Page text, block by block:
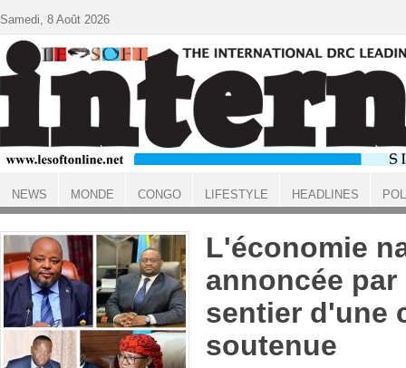
ACCUEIL
L'économie
annoncée
sentier d'une
soutenue
Samedi, 8 Août 2026
NEWS MONDE CONGO LIFESTYLE HEADLINES